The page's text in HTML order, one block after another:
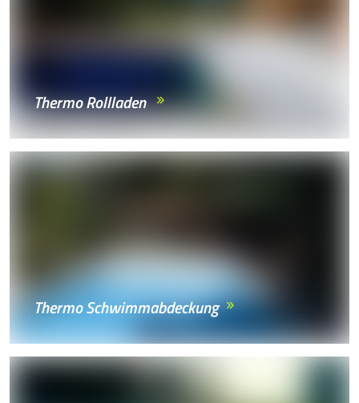
Thermo Rollladen
Thermo Schwimmabdeckung